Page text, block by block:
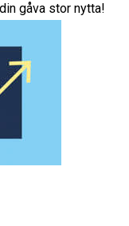
gåva stor nytta!